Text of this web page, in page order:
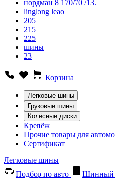
нордман 8 170/70 /13.
linglong leao
205
215
225
шины
23
Корзина
Легковые шины
Грузовые шины
Колёсные диски
Крепёж
Прочие товары для
Сертификат
Легковые шины
Подбор по авто
Шинный